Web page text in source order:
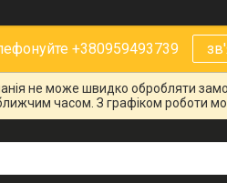
+380959493739
не може швидко обробляти
часом. З графіком роботи